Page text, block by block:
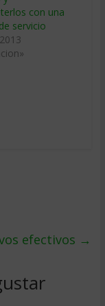
con una
servicio
efectivos →